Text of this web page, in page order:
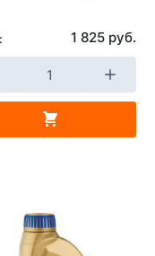
1 825 руб.